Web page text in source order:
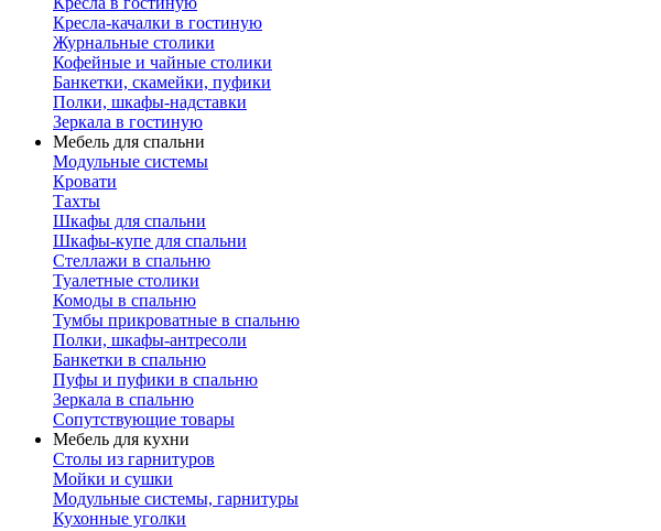
Кресла-качалки в гостиную
Журнальные столики
Кофейные и чайные столики
Банкетки, скамейки, пуфики
Полки, шкафы-надставки
Зеркала в гостиную
Мебель для спальни
Модульные системы
Кровати
Тахты
Шкафы для спальни
Шкафы-купе для спальни
Стеллажи в спальню
Туалетные столики
Комоды в спальню
Тумбы прикроватные в спальню
Полки, шкафы-антресоли
Банкетки в спальню
Пуфы и пуфики в спальню
Зеркала в спальню
Сопутствующие товары
Мебель для кухни
Столы из гарнитуров
Мойки и сушки
Модульные системы, гарнитуры
Кухонные уголки